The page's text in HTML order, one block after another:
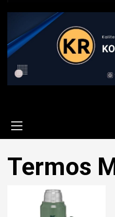
Menu
Termos